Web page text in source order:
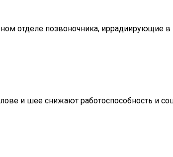
отделе позвоночника, иррадиирующие в
и шее снижают работоспособность и